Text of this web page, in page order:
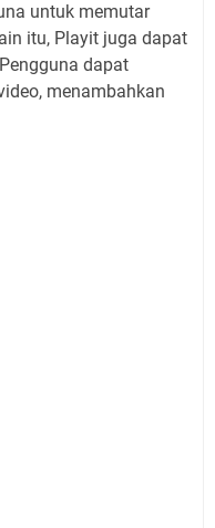
untuk memutar
itu, Playit juga dapat
dapat
menambahkan